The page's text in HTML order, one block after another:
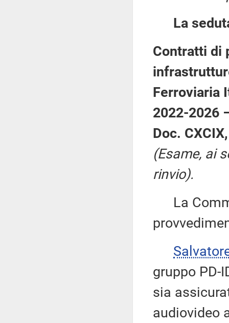
La
Contratti di
Ferroviaria
2022-2026
Doc.
(Esame, ai
rinvio).
La
gruppo PD-
sia
audiovideo